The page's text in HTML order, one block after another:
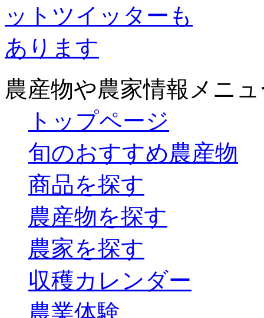
農産物や農家情報メニ
トップページ
旬のおすすめ農産物
商品を探す
農産物を探す
農家を探す
収穫カレンダー
農業体験